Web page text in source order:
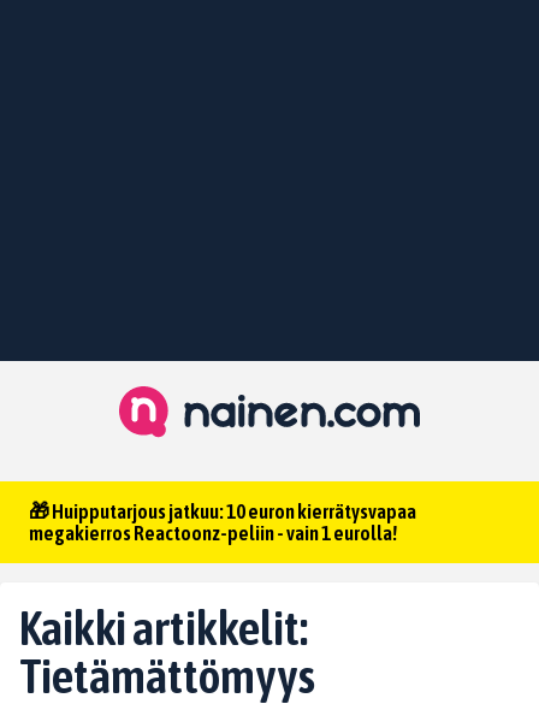
🎁 Huipputarjous jatkuu: 10 euron kierrätysvapaa
megakierros Reactoonz-peliin - vain 1 eurolla!
Kaikki artikkelit:
Tietämättömyys